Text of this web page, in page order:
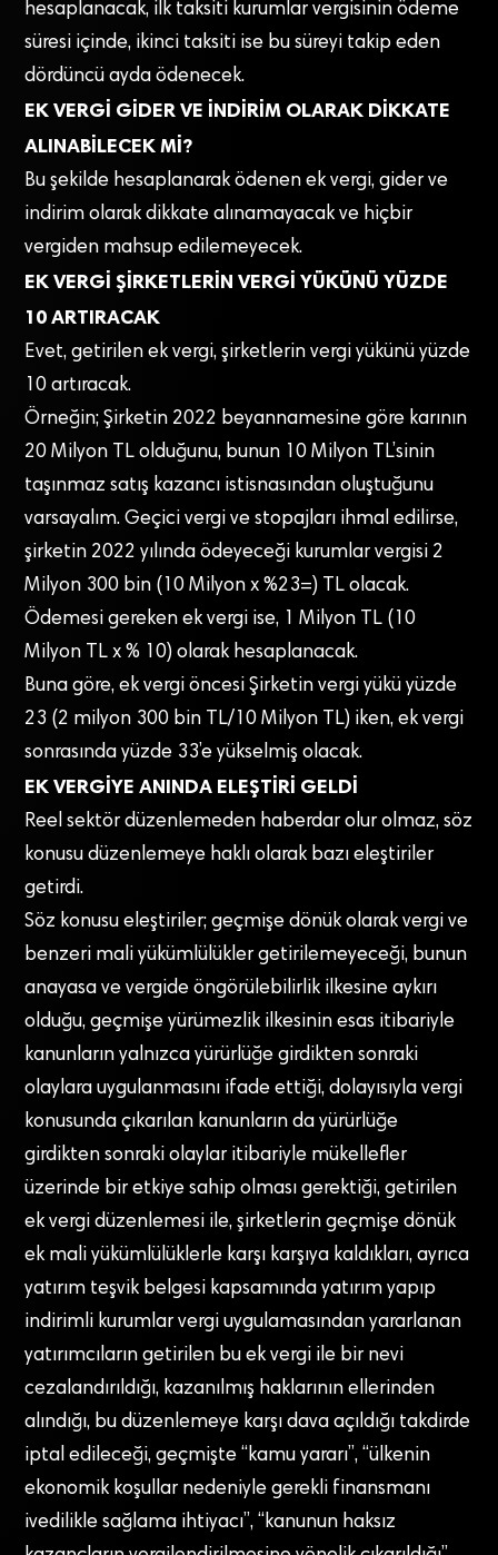
hesaplanacak, ilk taksiti kurumlar vergisinin ödeme
süresi içinde, ikinci taksiti ise bu süreyi takip eden
dördüncü ayda ödenecek.
EK VERGİ GİDER VE İNDİRİM OLARAK DİKKATE
ALINABİLECEK Mİ?
Bu şekilde hesaplanarak ödenen ek vergi, gider ve
indirim olarak dikkate alınamayacak ve hiçbir
vergiden mahsup edilemeyecek.
EK VERGİ ŞİRKETLERİN VERGİ YÜKÜNÜ YÜZDE
10 ARTIRACAK
Evet, getirilen ek vergi, şirketlerin vergi yükünü yüzde
10 artıracak.
Örneğin; Şirketin 2022 beyannamesine göre karının
20 Milyon TL olduğunu, bunun 10 Milyon TL’sinin
taşınmaz satış kazancı istisnasından oluştuğunu
varsayalım. Geçici vergi ve stopajları ihmal edilirse,
şirketin 2022 yılında ödeyeceği kurumlar vergisi 2
Milyon 300 bin (10 Milyon x %23=) TL olacak.
Ödemesi gereken ek vergi ise, 1 Milyon TL (10
Milyon TL x % 10) olarak hesaplanacak.
Buna göre, ek vergi öncesi Şirketin vergi yükü yüzde
23 (2 milyon 300 bin TL/10 Milyon TL) iken, ek vergi
sonrasında yüzde 33’e yükselmiş olacak.
EK VERGİYE ANINDA ELEŞTİRİ GELDİ
Reel sektör düzenlemeden haberdar olur olmaz, söz
konusu düzenlemeye haklı olarak bazı eleştiriler
getirdi.
Söz konusu eleştiriler; geçmişe dönük olarak vergi ve
benzeri mali yükümlülükler getirilemeyeceği, bunun
anayasa ve vergide öngörülebilirlik ilkesine aykırı
olduğu, geçmişe yürümezlik ilkesinin esas itibariyle
kanunların yalnızca yürürlüğe girdikten sonraki
olaylara uygulanmasını ifade ettiği, dolayısıyla vergi
konusunda çıkarılan kanunların da yürürlüğe
girdikten sonraki olaylar itibariyle mükellefler
üzerinde bir etkiye sahip olması gerektiği, getirilen
ek vergi düzenlemesi ile, şirketlerin geçmişe dönük
ek mali yükümlülüklerle karşı karşıya kaldıkları, ayrıca
yatırım teşvik belgesi kapsamında yatırım yapıp
indirimli kurumlar vergi uygulamasından yararlanan
yatırımcıların getirilen bu ek vergi ile bir nevi
cezalandırıldığı, kazanılmış haklarının ellerinden
alındığı, bu düzenlemeye karşı dava açıldığı takdirde
iptal edileceği, geçmişte “kamu yararı”, “ülkenin
ekonomik koşullar nedeniyle gerekli finansmanı
ivedilikle sağlama ihtiyacı”, “kanunun haksız